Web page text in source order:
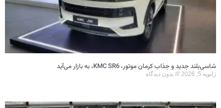
شاسی‌بلند جدید و جذاب کرمان موتور، KMC SR6، به بازار می‌آید
ژانویه 5, 2026 بدون دیدگاه